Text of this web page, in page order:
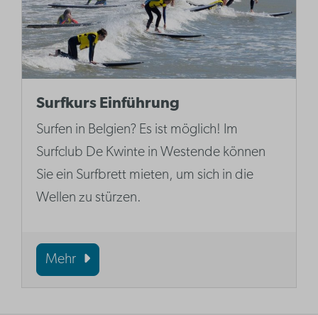
Surfkurs Einführung
Surfen in Belgien? Es ist möglich! Im
Surfclub De Kwinte in Westende können
Sie ein Surfbrett mieten, um sich in die
Wellen zu stürzen.
Mehr